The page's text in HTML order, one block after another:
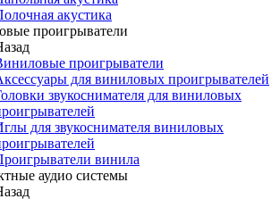
акустика
проигрыватели
проигрыватели
для виниловых проигрывателей
звукоснимателя для виниловых
для звукоснимателя виниловых
винила
аудио системы